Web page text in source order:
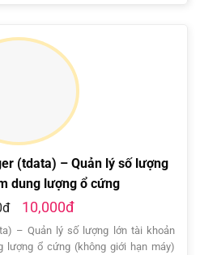
(tdata) – Quản lý số lượng
dung lượng ổ cứng
10,000đ
– Quản lý số lượng lớn tài khoản
lượng ổ cứng (không giới hạn máy)